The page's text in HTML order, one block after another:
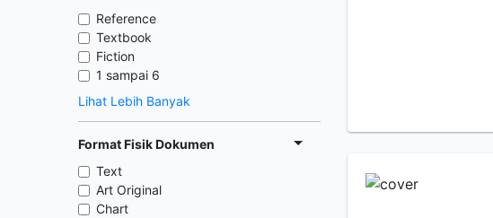
Reference
Textbook
Fiction
1 sampai 6
Lihat Lebih Banyak
Format Fisik Dokumen
Text
Art Original
Chart